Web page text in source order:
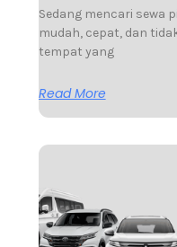
Sedang mencari sewa
mudah, cepat, dan
tempat yang
Read More